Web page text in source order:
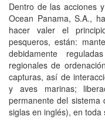
Dentro de las acciones
Ocean Panama, S.A.,
hacer valer el
pesqueros, están:
debidamente
regionales de
capturas, así de
y aves marinas;
permanente del
siglas en inglés), en